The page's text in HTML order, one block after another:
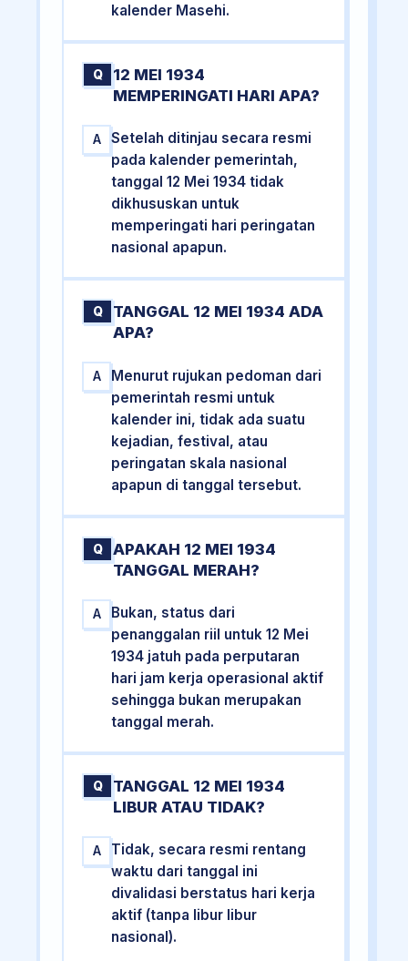
kalender Masehi.
Q
12 MEI 1934
MEMPERINGATI HARI APA?
A
Setelah ditinjau secara resmi
pada kalender pemerintah,
tanggal 12 Mei 1934 tidak
dikhususkan untuk
memperingati hari peringatan
nasional apapun.
Q
TANGGAL 12 MEI 1934 ADA
APA?
A
Menurut rujukan pedoman dari
pemerintah resmi untuk
kalender ini, tidak ada suatu
kejadian, festival, atau
peringatan skala nasional
apapun di tanggal tersebut.
Q
APAKAH 12 MEI 1934
TANGGAL MERAH?
A
Bukan, status dari
penanggalan riil untuk 12 Mei
1934 jatuh pada perputaran
hari jam kerja operasional aktif
sehingga bukan merupakan
tanggal merah.
Q
TANGGAL 12 MEI 1934
LIBUR ATAU TIDAK?
A
Tidak, secara resmi rentang
waktu dari tanggal ini
divalidasi berstatus hari kerja
aktif (tanpa libur libur
nasional).